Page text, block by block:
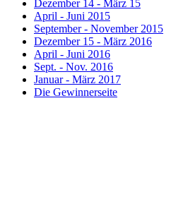
Dezember 14 - März 15
April - Juni 2015
September - November 2015
Dezember 15 - März 2016
April - Juni 2016
Sept. - Nov. 2016
Januar - März 2017
Die Gewinnerseite